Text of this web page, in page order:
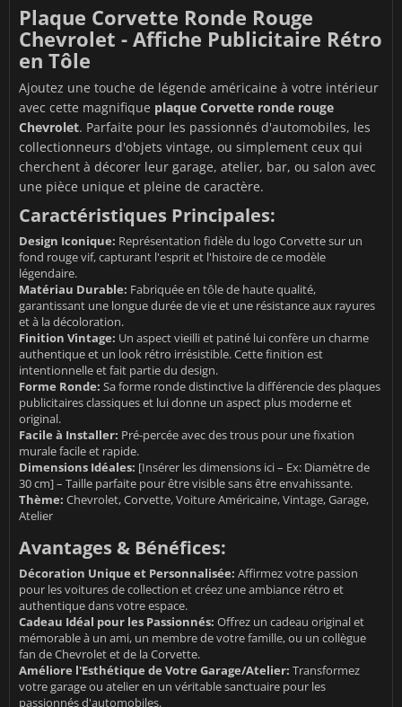
Plaque Corvette Ronde Rouge
Chevrolet - Affiche Publicitaire Rétro
en Tôle
Ajoutez une touche de légende américaine à votre intérieur
avec cette magnifique plaque Corvette ronde rouge
Chevrolet. Parfaite pour les passionnés d'automobiles, les
collectionneurs d'objets vintage, ou simplement ceux qui
cherchent à décorer leur garage, atelier, bar, ou salon avec
une pièce unique et pleine de caractère.
Caractéristiques Principales:
Design Iconique: Représentation fidèle du logo Corvette sur un
fond rouge vif, capturant l'esprit et l'histoire de ce modèle
légendaire.
Matériau Durable: Fabriquée en tôle de haute qualité,
garantissant une longue durée de vie et une résistance aux rayures
et à la décoloration.
Finition Vintage: Un aspect vieilli et patiné lui confère un charme
authentique et un look rétro irrésistible. Cette finition est
intentionnelle et fait partie du design.
Forme Ronde: Sa forme ronde distinctive la différencie des plaques
publicitaires classiques et lui donne un aspect plus moderne et
original.
Facile à Installer: Pré-percée avec des trous pour une fixation
murale facile et rapide.
Dimensions Idéales: [Insérer les dimensions ici – Ex: Diamètre de
30 cm] – Taille parfaite pour être visible sans être envahissante.
Thème: Chevrolet, Corvette, Voiture Américaine, Vintage, Garage,
Atelier
Avantages & Bénéfices:
Décoration Unique et Personnalisée: Affirmez votre passion
pour les voitures de collection et créez une ambiance rétro et
authentique dans votre espace.
Cadeau Idéal pour les Passionnés: Offrez un cadeau original et
mémorable à un ami, un membre de votre famille, ou un collègue
fan de Chevrolet et de la Corvette.
Améliore l'Esthétique de Votre Garage/Atelier: Transformez
votre garage ou atelier en un véritable sanctuaire pour les
passionnés d'automobiles.